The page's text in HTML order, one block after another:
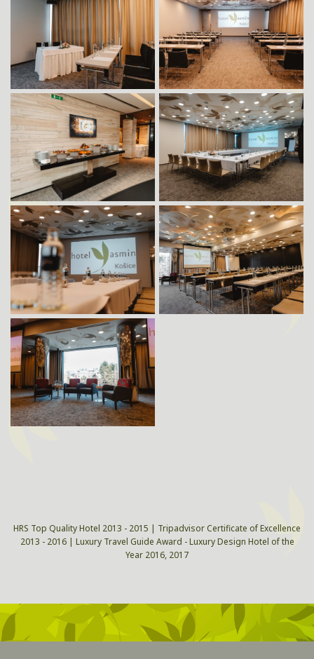
HRS Top Quality Hotel 2013 - 2015 | Tripadvisor Certificate of Excellence
2013 - 2016 | Luxury Travel Guide Award - Luxury Design Hotel of the
Year 2016, 2017